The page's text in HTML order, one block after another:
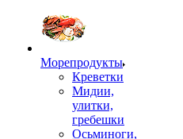
Морепродукты
Креветки
Мидии,
улитки,
гребешки
Осьминоги,